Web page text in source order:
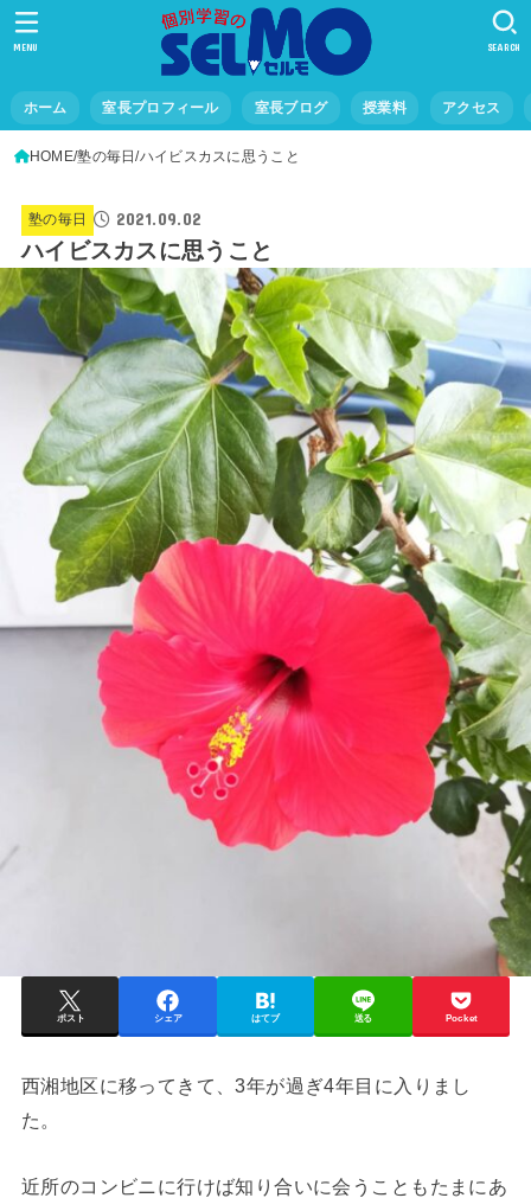
ホーム 室長プロフィール 室長ブログ 授業料 アクセス
SEARCH
MENU
HOME 塾の毎日 ハイビスカスに思うこと
塾の毎日 2021.09.02
ハイビスカスに思うこと
ポスト シェア はてブ 送る Pocket
西湘地区に移ってきて、3年が過ぎ4年目に入りまし
た。
近所のコンビニに行けば知り合いに会うこともたまにあ